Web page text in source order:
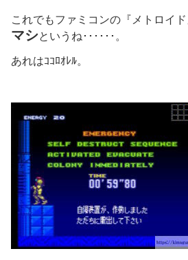
これでもファミコンの『メトロイ
マシというね･･････。
あれはｺｺﾛｵﾚﾙ。